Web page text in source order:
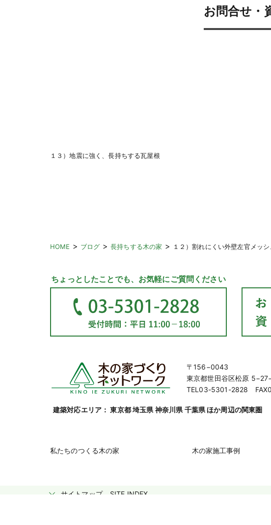
お問合せ・
１３）地震に強く、長持ちする瓦屋根
HOME > ブログ >長持ちする木の家 > １２）割れにくい外壁左官メッシ
ちょっとしたことでも、お気軽にご質問ください
〒156−0043
東京都世田谷区松原
TEL03-5301-2828
建築対応エリア： 東京都 埼玉県 神奈川県 千葉県 ほか周辺の関東圏
私たちのつくる木の家 木の家施工事例
サイトマップ SITE INDEX